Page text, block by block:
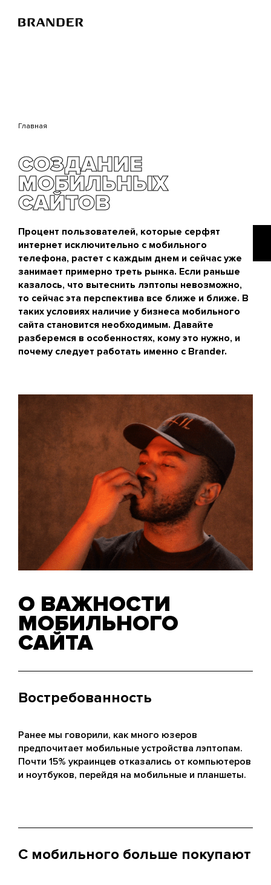
Главная
СОЗДАНИЕ
МОБИЛЬНЫХ
САЙТОВ
Процент пользователей, которые серфят
интернет исключительно с мобильного
телефона, растет с каждым днем и сейчас уже
занимает примерно треть рынка. Если раньше
казалось, что вытеснить лэптопы невозможно,
то сейчас эта перспектива все ближе и ближе. В
таких условиях наличие у бизнеса мобильного
сайта становится необходимым. Давайте
разберемся в особенностях, кому это нужно, и
почему следует работать именно с Brander.
О ВАЖНОСТИ
МОБИЛЬНОГО
САЙТА
Востребованность
Ранее мы говорили, как много юзеров
предпочитает мобильные устройства лэптопам.
Почти 15% украинцев отказались от компьютеров
и ноутбуков, перейдя на мобильные и планшеты.
С мобильного больше покупают